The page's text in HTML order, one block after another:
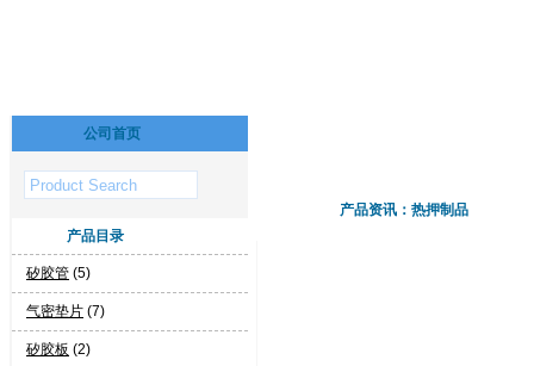
公司首页
产品目录
矽胶管 (5)
气密垫片 (7)
矽胶板 (2)
产品资讯：热押制品